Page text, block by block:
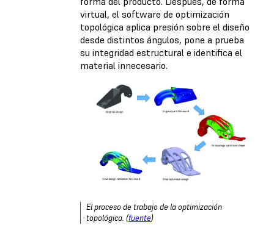
virtual, el software de optimización
topológica aplica presión sobre el diseño
desde distintos ángulos, pone a prueba
su integridad estructural e identifica el
material innecesario.
El proceso de trabajo de la optimización
topológica. (fuente)